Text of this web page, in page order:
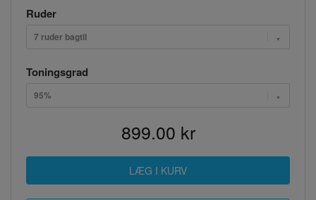
Ruder
7 ruder bagtil
Toningsgrad
95%
899.00 kr